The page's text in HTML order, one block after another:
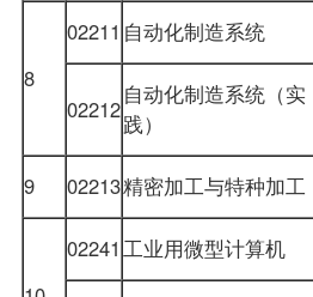
8
02211 自动化制造系统
02212
自动化制造系统（实
践）
9
02213精密加工与特种加工
02241 工业用微型计算机